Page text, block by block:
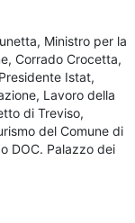
Ministro per la
Corrado Crocetta,
Istat,
Lavoro della
di Treviso,
del Comune di
DOC. Palazzo dei